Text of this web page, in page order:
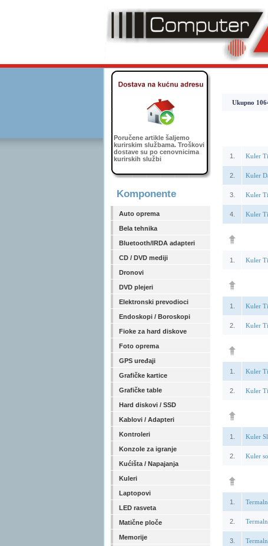
Poručene artikle šaljemo
kurirskim službama. Troškovi
dostave su po cenovnicima
kurirskih službi
Komponente
Auto oprema
Bela tehnika
Bluetooth/IRDA adapteri
CD / DVD mediji
Dronovi
DVD plejeri
Elektronski prevodioci
Endoskopi / Boroskopi
Fioke za hard diskove
Foto oprema
GPS uređaji
Grafičke kartice
Grafičke table
Hard diskovi / SSD
Kablovi / Adapteri
Kontroleri
Konzole za igranje
Kućišta / Napajanja
Kuleri
Laptopovi
LED rasveta
Matične ploče
Memorije
Ukupno
1. Kuler
2. Kuler
3. Kuler
4. Kuler
1. Kuler
1. Kuler
2. Kuler
1. Kuler
2. Kuler
1. Kuler
2. Kuler
1.
2.
3.